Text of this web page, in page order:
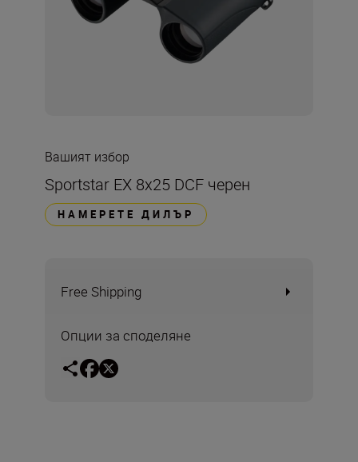
Вашият избор
Sportstar EX 8x25 DCF черен
НАМЕРЕТЕ ДИЛЪР
Free Shipping
Опции за споделяне